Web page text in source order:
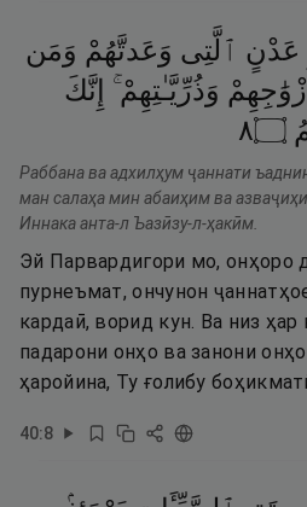
عَدْنٍ ٱلَّتِى وَعَدتَّهُمْ وَمَن
وَذُرِّيَّـٰتِهِمْ ۚ إِنَّكَ
۝٨
Раббана ва адхилҳум ҷаннати
ман салаҳа мин абаиҳим ва
Иннака анта-л Ъазӣзу-л-ҳакӣм.
Эй Парвардигори мо, онҳоро
пурнеъмат, ончунон
кардаӣ, ворид кун. Ва низ
падарони онҳо ва занони
ҳаройина, Ту ғолибу
40:8